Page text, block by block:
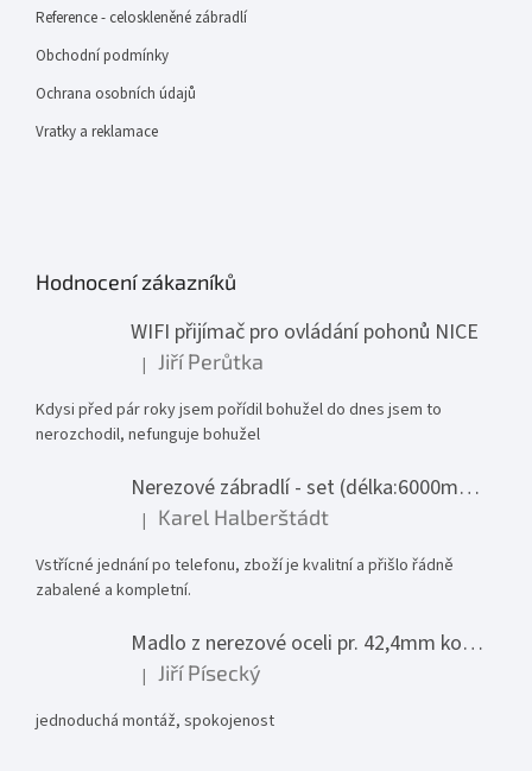
Reference - celoskleněné zábradlí
Obchodní podmínky
Ochrana osobních údajů
Vratky a reklamace
Hodnocení zákazníků
WIFI přijímač pro ovládání pohonů NICE
Hodnocení produktu je 1 z 5 hvězdiček.
| Jiří Perůtka
Kdysi před pár roky jsem pořídil bohužel do dnes jsem to
nerozchodil, nefunguje bohužel
Nerezové zábradlí - set (délka:6000mm x výška:1000mm)
Hodnocení produktu je 5 z 5 hvězdiček.
| Karel Halberštádt
Vstřícné jednání po telefonu, zboží je kvalitní a přišlo řádně
zabalené a kompletní.
Madlo z nerezové oceli pr. 42,4mm komplet - model 0116 - 3000mm
Hodnocení produktu je 5 z 5 hvězdiček.
| Jiří Písecký
jednoduchá montáž, spokojenost